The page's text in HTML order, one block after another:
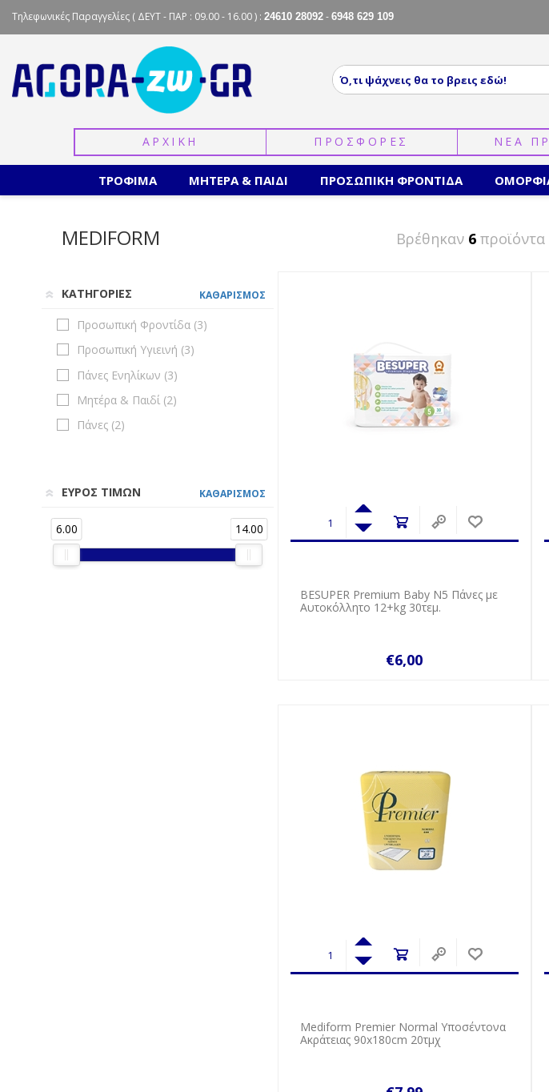
Τηλεφωνικές Παραγγελίες ( ΔΕΥΤ - ΠΑΡ : 09.00 - 16.00 ) : 24610 28092 - 6948 629 109
ΑΡΧΙΚΗ ΠΡΟΣΦΟΡΕΣ ΝΕΑ
ΤΡΟΦΙΜΑ ΜΗΤΕΡΑ & ΠΑΙΔΙ ΠΡΟΣΩΠΙΚΗ ΦΡΟΝΤΙΔΑ
MEDIFORM Βρέθηκαν 6 προϊόντα
ΚΑΤΗΓΟΡΙΕΣ ΚΑΘΑΡΙΣΜΟΣ
Προσωπική Φροντίδα (3)
Προσωπική Υγιεινή (3)
Πάνες Ενηλίκων (3)
Μητέρα & Παιδί (2)
Πάνες (2)
ΕΥΡΟΣ ΤΙΜΩΝ ΚΑΘΑΡΙΣΜΟΣ
6.00 14.00
BESUPER Premium Baby Ν5 Πάνες με
Αυτοκόλλητο 12+kg 30τεμ.
€6,00
Mediform Premier Normal Υποσέντονα
Ακράτειας 90x180cm 20τμχ